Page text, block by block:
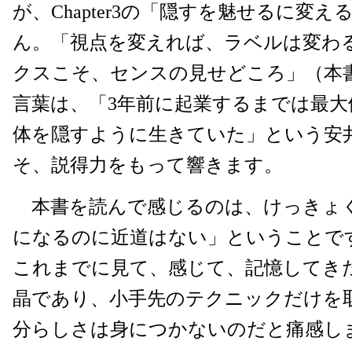
が、Chapter3の「隠すを魅せるに変え
ん。「視点を変えれば、ラベルは変わ
クスこそ、センスの見せどころ」（本
言葉は、「3年前に起業するまでは最
体を隠すように生きていた」という安
そ、説得力をもって響きます。
本書を読んで感じるのは、けっきょ
になるのに近道はない」ということで
これまでに見て、感じて、記憶してき
晶であり、小手先のテクニックだけを
分らしさは身につかないのだと痛感し